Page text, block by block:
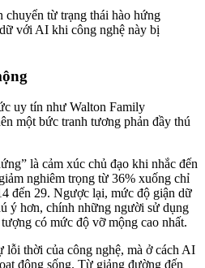
chuyển từ trạng thái hào hứng
với AI khi công nghệ này bị
uy tín như Walton Family
một bức tranh tương phản đầy thú
là cảm xúc chủ đạo khi nhắc đến
nghiêm trọng từ 36% xuống chỉ
đến 29. Ngược lại, mức độ giận dữ
ý hơn, chính những người sử dụng
có mức độ vỡ mộng cao nhất.
lỗi thời của công nghệ, mà ở cách AI
động sống. Từ giảng đường đến